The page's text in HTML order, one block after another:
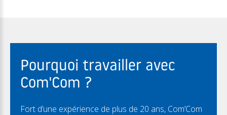
Pourquoi travailler avec
Com'Com ?
Fort d’une expérience de plus de 20 ans, Com’Com